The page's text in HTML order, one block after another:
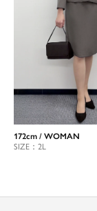
172cm / WOMAN
SIZE：2L